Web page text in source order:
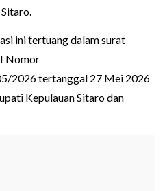
ini tertuang dalam surat
Nomor
2026 tertanggal 27 Mei 2026
Kepulauan Sitaro dan